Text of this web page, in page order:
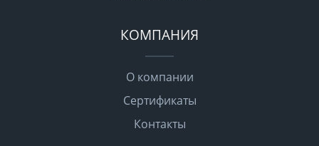
КОМПАНИЯ
О компании
Сертификаты
Контакты